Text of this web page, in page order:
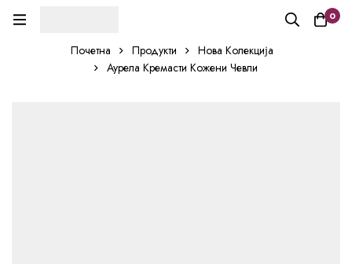
0
Почетна Продукти
Нова Колекција
Аурела Кремасти Кожени Чевли